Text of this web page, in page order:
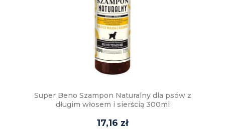
Super Beno Szampon Naturalny dla psów z
długim włosem i sierścią 300ml
17,16 zł